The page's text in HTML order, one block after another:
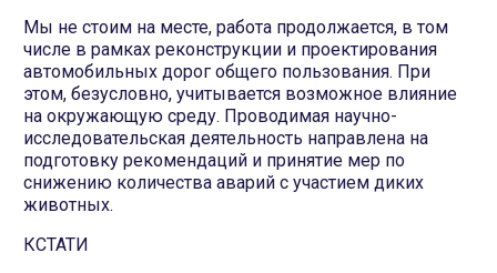
Мы не стоим на месте, работа продолжается, в том
числе в рамках реконструкции и проектирования
автомобильных дорог общего пользования. При
этом, безусловно, учитывается возможное влияние
на окружающую среду. Проводимая научно-
исследовательская деятельность направлена на
подготовку рекомендаций и принятие мер по
снижению количества аварий с участием диких
животных.
КСТАТИ